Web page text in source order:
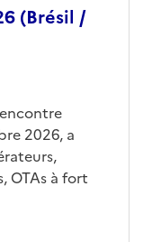
(Brésil /
2026, a
OTAs à fort